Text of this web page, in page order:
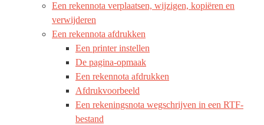
Een rekennota verplaatsen, wijzigen, kopiëren en
verwijderen
Een rekennota afdrukken
Een printer instellen
De pagina-opmaak
Een rekennota afdrukken
Afdrukvoorbeeld
Een rekeningsnota wegschrijven in een RTF-
bestand